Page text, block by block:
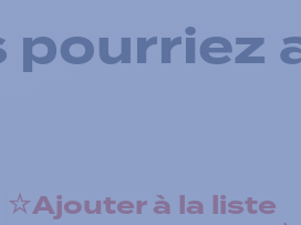
pourriez
Ajouter à la liste